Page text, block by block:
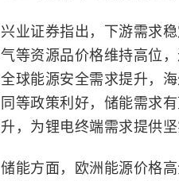
兴业证券指出，下游需求
气等资源品价格维持高位
全球能源安全需求提升，
同等政策利好，储能需求
升，为锂电终端需求提供坚
储能方面，欧洲能源价格